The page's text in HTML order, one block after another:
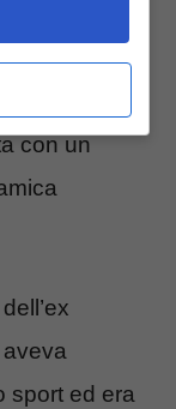
a
chilometri
con un
sport ed era